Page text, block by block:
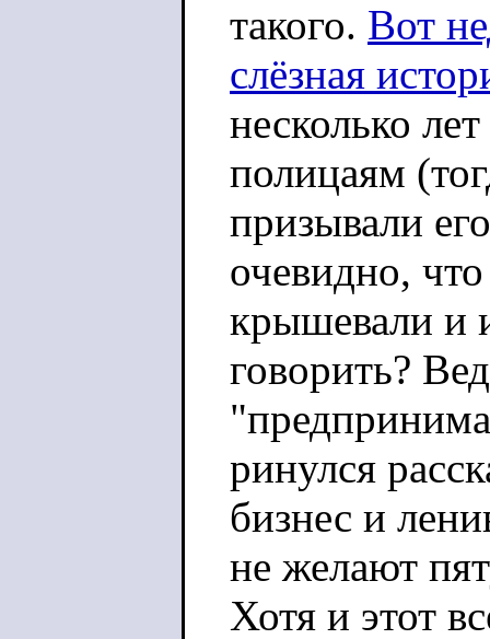
такого. Вот
слёзная
несколько
полицаям
призывали
очевидно,
крышевали и
говорить?
ринулся
бизнес и
не желают
Хотя и этот